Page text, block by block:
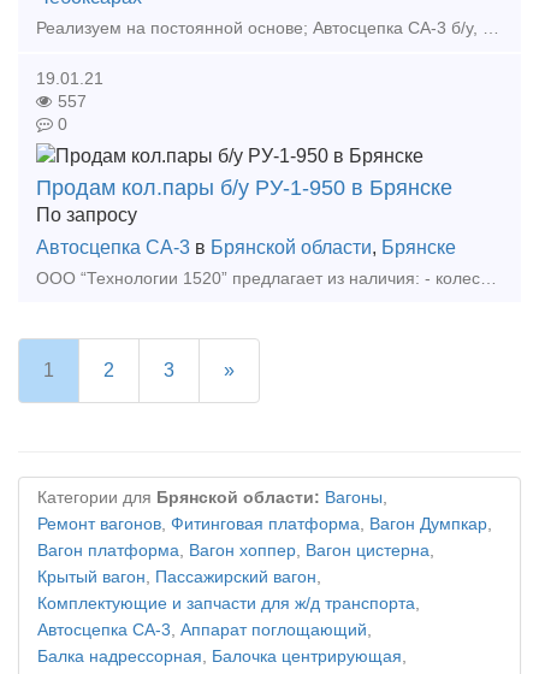
19.01.21
557
0
Продам кол.пары б/у РУ-1-950 в Брянске
По запросу
Автосцепка СА-3 в Брянской области, Брянске
1 2 3 »
Категории для Брянской области: Вагоны,
Ремонт вагонов, Фитинговая платформа, Вагон Думпкар,
Вагон платформа, Вагон хоппер, Вагон цистерна,
Крытый вагон, Пассажирский вагон,
Комплектующие и запчасти для ж/д транспорта,
Автосцепка СА-3, Аппарат поглощающий,
Балка надрессорная, Балочка центрирующая,